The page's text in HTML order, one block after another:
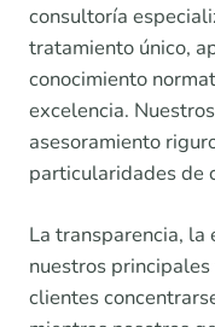
consultoría
tratamiento único,
conocimiento
excelencia.
asesoramiento
particularidades de
La transparencia,
nuestros
clientes